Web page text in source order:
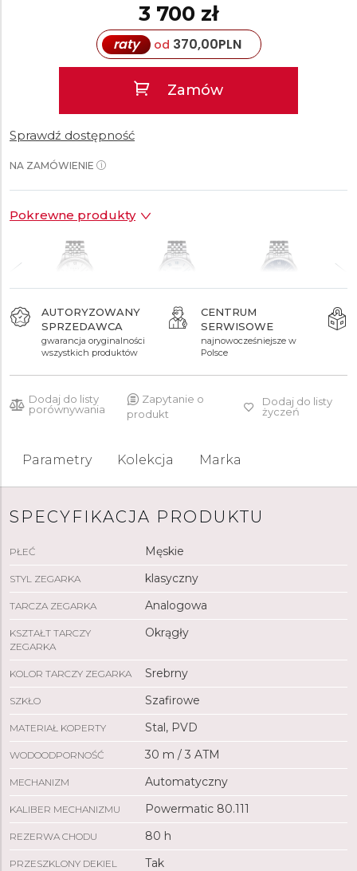
3 700 zł
raty od 370,00PLN
Zamów
Sprawdź dostępność
NA ZAMÓWIENIE
Pokrewne produkty
3 400 zł 3 400 zł
AUTORYZOWANY
SPRZEDAWCA
gwarancja oryginalności
wszystkich produktów
CENTRUM
SERWISOWE
najnowocześniejsze w
Polsce
Dodaj do listy
porównywania
Zapytanie o
produkt
Dodaj do listy
życzeń
Parametry Kolekcja Marka
SPECYFIKACJA PRODUKTU
PŁEĆ Męskie
STYL ZEGARKA klasyczny
TARCZA ZEGARKA Analogowa
KSZTAŁT TARCZY
ZEGARKA
Okrągły
KOLOR TARCZY ZEGARKA Srebrny
SZKŁO Szafirowe
MATERIAŁ KOPERTY Stal, PVD
WODOODPORNOŚĆ 30 m / 3 ATM
MECHANIZM Automatyczny
KALIBER MECHANIZMU Powermatic 80.111
REZERWA CHODU 80 h
PRZESZKLONY DEKIEL Tak